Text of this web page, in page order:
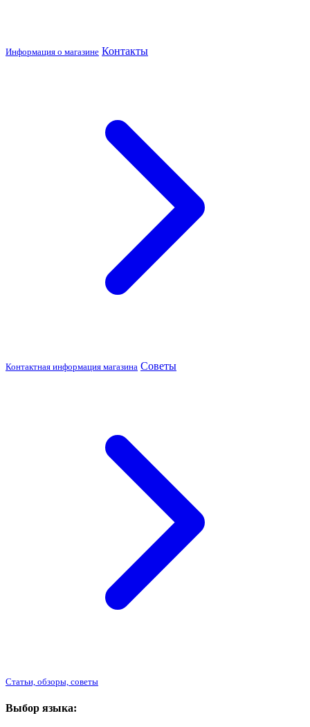
Информация о магазине Контакты
Контактная информация магазина Советы
Статьи, обзоры, советы
Выбор языка: